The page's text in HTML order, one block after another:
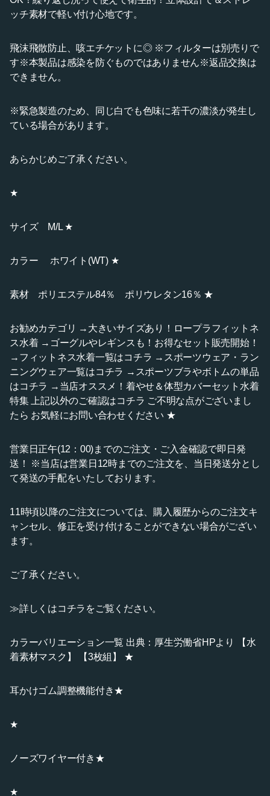
ッチ素材で軽い付け心地です。
飛沫飛散防止、咳エチケットに◎ ※フィルターは別売りで
す※本製品は感染を防ぐものではありません※返品交換は
できません。
※緊急製造のため、同じ白でも色味に若干の濃淡が発生し
ている場合があります。
あらかじめご了承ください。
★
サイズ M/L ★
カラー ホワイト(WT) ★
素材 ポリエステル84％ ポリウレタン16％ ★
お勧めカテゴリ →大きいサイズあり！ロープラフィットネ
ス水着 →ゴーグルやレギンスも！お得なセット販売開始！
→フィットネス水着一覧はコチラ →スポーツウェア・ラン
ニングウェア一覧はコチラ →スポーツブラやボトムの単品
はコチラ →当店オススメ！着やせ＆体型カバーセット水着
特集 上記以外のご確認はコチラ ご不明な点がございまし
たら お気軽にお問い合わせください ★
営業日正午(12：00)までのご注文・ご入金確認で即日発
送！ ※当店は営業日12時までのご注文を、当日発送分とし
て発送の手配をいたしております。
11時頃以降のご注文については、購入履歴からのご注文キ
ャンセル、修正を受け付けることができない場合がござい
ます。
ご了承ください。
≫詳しくはコチラをご覧ください。
カラーバリエーション一覧 出典：厚生労働省HPより 【水
着素材マスク】 【3枚組】 ★
耳かけゴム調整機能付き★
★
ノーズワイヤー付き★
★